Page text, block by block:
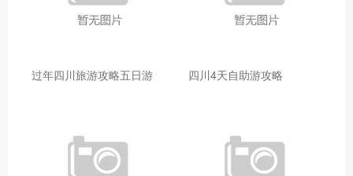
过年四川旅游攻略五日游 四川4天自助游攻略